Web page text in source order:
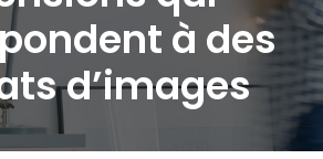
à des
d’images